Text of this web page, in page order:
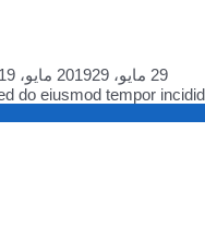
29 مايو، 2019
29 مايو، 2019
eiusmod tempor